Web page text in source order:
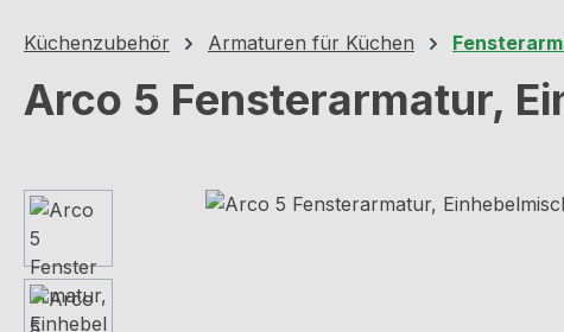
Küchenzubehör Armaturen für Küchen
Arco 5 Fensterarmatur,
Bildergalerie überspringen